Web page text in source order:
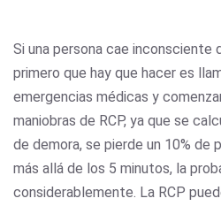
Si una persona cae inconsciente
primero que hay que hacer es
emergencias médicas y
maniobras de RCP, ya que se
de demora, se pierde un 10% de
más allá de los 5 minutos, la
considerablemente. La RCP